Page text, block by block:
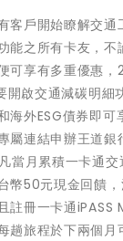
客戶開始瞭解交通
能之所有卡友，
可享有多重優惠
開啟交通減碳明細
海外ESG債券即可
屬連結申辦王道
當月累積一卡通
幣50元現金回饋
註冊一卡通iPASS
趟旅程於下兩個